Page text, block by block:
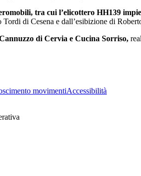
tra cui l’elicottero HH139
di Cesena e dall’esibizione di
di Cervia e Cucina Sorriso,
movimentiAccessibilità